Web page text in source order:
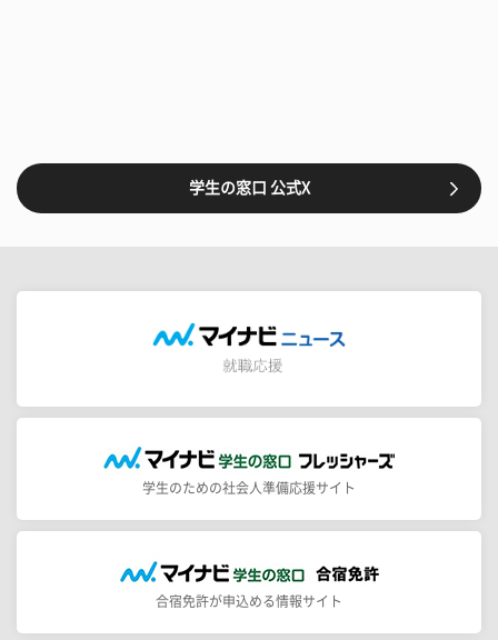
学生の窓口 公式X
学生のための社会人準備応援サイト
合宿免許が申込める情報サイト